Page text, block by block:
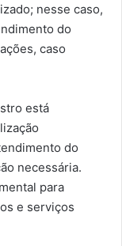
nesse caso,
do
caso
está
do
necessária.
para
e serviços